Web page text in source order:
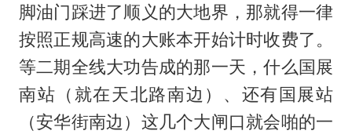
脚油门踩进了顺义的大地界，那就得一律
按照正规高速的大账本开始计时收费了。
等二期全线大功告成的那一天，什么国展
南站（就在天北路南边）、还有国展站
（安华街南边）这几个大闸口就会啪的一